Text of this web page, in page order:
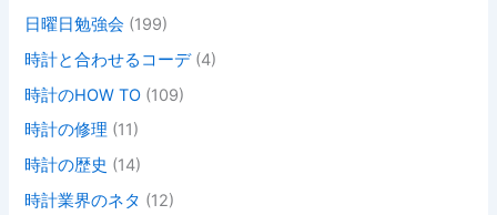
日曜日勉強会 (199)
時計と合わせるコーデ(4)
時計のHOW TO (109)
時計の修理 (11)
時計の歴史 (14)
時計業界のネタ (12)